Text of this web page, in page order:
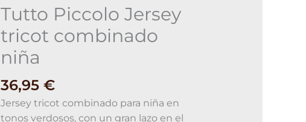
Tutto Piccolo Jersey
tricot combinado
niña
36,95€
Jersey tricot combinado para niña en
tonos verdosos, con un gran lazo en el
Piccolo
Jersey
tricot
combinado
niña
cantidad